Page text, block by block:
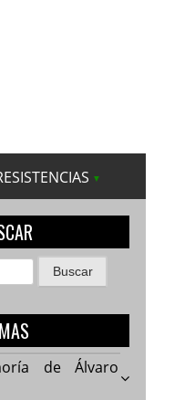
de Álvaro